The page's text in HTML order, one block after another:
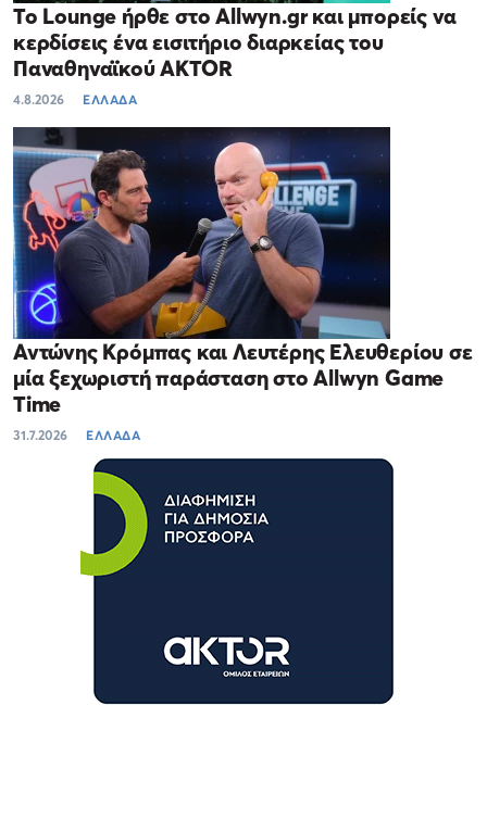
Το Lounge ήρθε στο Allwyn.gr και μπορείς να
κερδίσεις ένα εισιτήριο διαρκείας του
Παναθηναϊκού AKTOR
4.8.2026 ΕΛΛΑΔΑ
Αντώνης Κρόμπας και Λευτέρης Ελευθερίου σε
μία ξεχωριστή παράσταση στο Allwyn Game
Time
31.7.2026 ΕΛΛΑΔΑ